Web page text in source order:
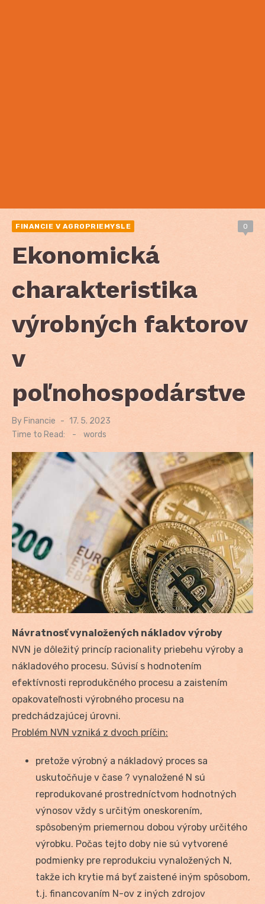
FINANCIE V AGROPRIEMYSLE 0
Ekonomická
charakteristika
výrobných faktorov
v
poľnohospodárstve
By Financie
Posted
17. 5. 2023
Time to Read:
- words
Návratnosť vynaložených nákladov výroby
NVN je dôležitý princíp racionality priebehu výroby a
nákladového procesu. Súvisí s hodnotením
efektívnosti reprodukčného procesu a zaistením
opakovateľnosti výrobného procesu na
predchádzajúcej úrovni.
Problém NVN vzniká z dvoch príčin:
pretože výrobný a nákladový proces sa
uskutočňuje v čase ? vynaložené N sú
reprodukované prostredníctvom hodnotných
výnosov vždy s určitým oneskorením,
spôsobeným priemernou dobou výroby určitého
výrobku. Počas tejto doby nie sú vytvorené
podmienky pre reprodukciu vynaložených N,
takže ich krytie má byť zaistené iným spôsobom,
t.j. financovaním N-ov z iných zdrojov